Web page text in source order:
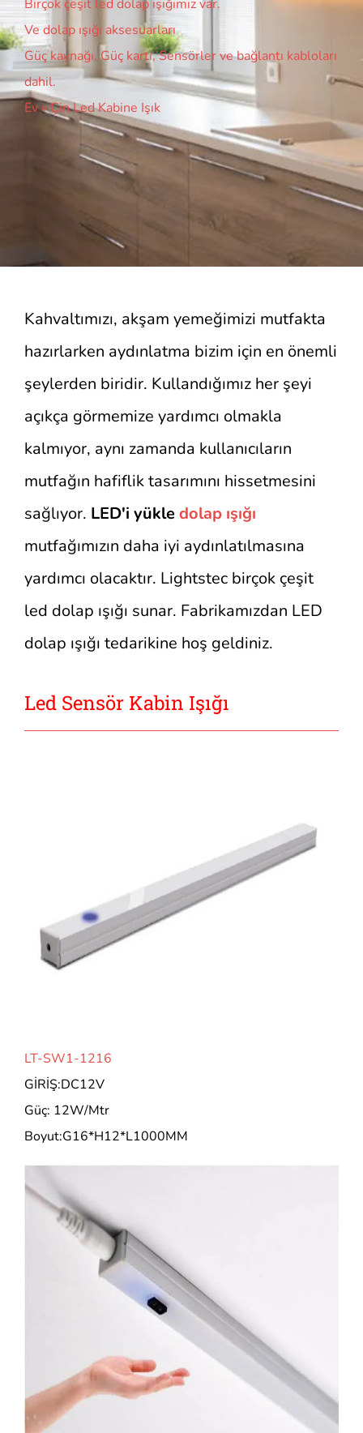
Birçok çeşit led dolap ışığımız var.
Ve dolap ışığı aksesuarları
Güç kaynağı, Güç kartı, Sensörler ve bağlantı kabloları
dahil.
Ev»Çin Led Kabine Işık
Kahvaltımızı, akşam yemeğimizi mutfakta
hazırlarken aydınlatma bizim için en önemli
şeylerden biridir. Kullandığımız her şeyi
açıkça görmemize yardımcı olmakla
kalmıyor, aynı zamanda kullanıcıların
mutfağın hafiflik tasarımını hissetmesini
sağlıyor. LED'i yükledolap ışığı
mutfağımızın daha iyi aydınlatılmasına
yardımcı olacaktır. Lightstec birçok çeşit
led dolap ışığı sunar. Fabrikamızdan LED
dolap ışığı tedarikine hoş geldiniz.
Led Sensör Kabin Işığı
LT-SW1-1216
GİRİŞ:DC12V
Güç: 12W/Mtr
Boyut:G16*H12*L1000MM